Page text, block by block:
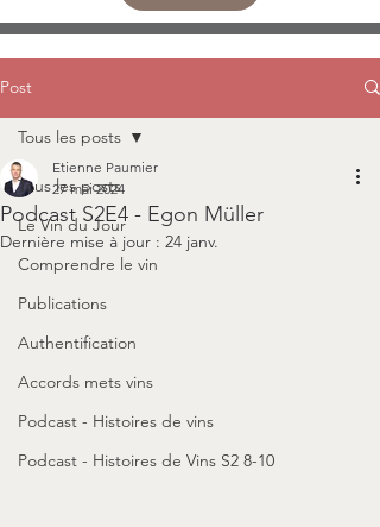
Post
Tous les posts
Le Vin du Jour
Comprendre le vin
Publications
Authentification
Accords mets vins
Podcast - Histoires de vins
Podcast - Histoires de Vins S2 8-10
Tous les posts
Podcast S2E4 - Egon Müller
Etienne Paumier
27 mai 2024
Dernière mise à jour : 24 janv.